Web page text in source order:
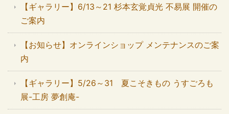
【ギャラリー】6/13～21 杉本玄覚貞光 不易展 開催の
ご案内
【お知らせ】オンラインショップ メンテナンスのご案
内
【ギャラリー】5/26～31 夏こそきもの うすごろも
展-工房 夢創庵-